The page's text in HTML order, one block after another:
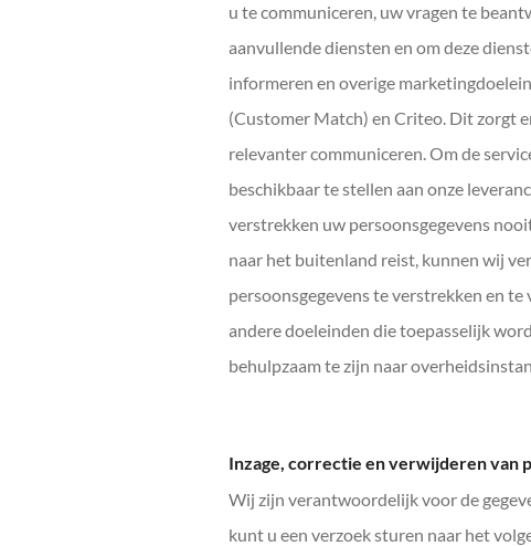
u te communiceren, uw vragen te
aanvullende diensten en om deze
informeren en overige
(Customer Match) en Criteo. Dit zorgt
relevanter communiceren. Om de
beschikbaar te stellen aan onze
verstrekken uw persoonsgegevens
naar het buitenland reist, kunnen wij
persoonsgegevens te verstrekken en
andere doeleinden die toepasselijk
behulpzaam te zijn naar
Inzage, correctie en verwijderen van
Wij zijn verantwoordelijk voor de
kunt u een verzoek sturen naar het